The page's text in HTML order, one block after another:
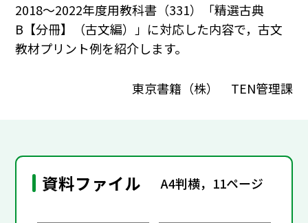
2018～2022年度用教科書（331）「精選古典
B【分冊】（古文編）」に対応した内容で，古文
教材プリント例を紹介します。
東京書籍（株） TEN管理課
資料ファイル A4判横，11ページ